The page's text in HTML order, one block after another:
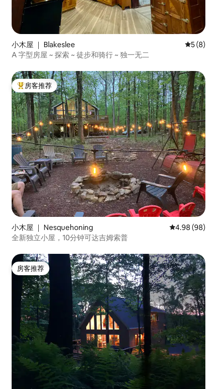
小木屋 ｜ Blakeslee 平均评分
5 (8)
A 字型房屋 ~ 探索 ~ 徒步和骑行 ~ 独一无二
热门「房客推荐」
房客推荐
小木屋 ｜ Nesquehoning 平均评分 4.98
4.98 (98)
全新独立小屋，10分钟可达吉姆索普
房客推荐
房客推荐